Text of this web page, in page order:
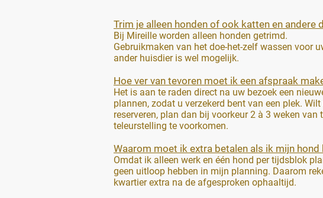
Trim je alleen honden of ook katten en andere
Bij Mireille worden alleen honden getrimd.
Gebruikmaken van het doe-het-zelf wassen voor
ander huisdier is wel mogelijk.
Hoe ver van tevoren moet ik een afspraak
Het is aan te raden direct na uw bezoek een
plannen, zodat u verzekerd bent van een plek.
reserveren, plan dan bij voorkeur 2 à 3 weken van
teleurstelling te voorkomen.
Waarom moet ik extra betalen als ik mijn hond
Omdat ik alleen werk en één hond per tijdsblok
geen uitloop hebben in mijn planning. Daarom
kwartier extra na de afgesproken ophaaltijd.